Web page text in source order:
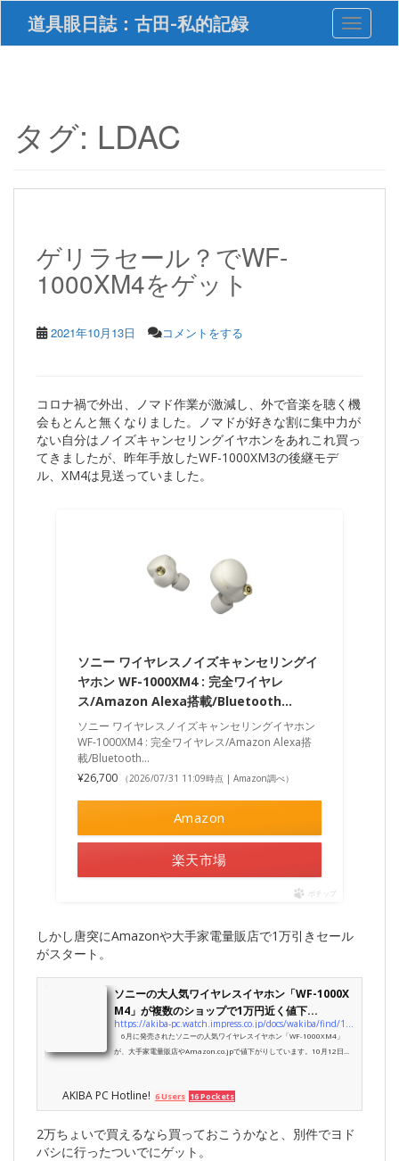
i
道具眼日誌：古田-私的記録 Toggle
タグ: LDAC
ゲリラセール？でWF-
1000XM4をゲット
2021年10月13日 コメントをする
コロナ禍で外出、ノマド作業が激減し、外で音楽を聴く機
会もとんと無くなりました。ノマドが好きな割に集中力が
ない自分はノイズキャンセリングイヤホンをあれこれ買っ
てきましたが、昨年手放したWF-1000XM3の後継モデ
ル、XM4は見送っていました。
ソニー ワイヤレスノイズキャンセリングイ
ヤホン WF-1000XM4 : 完全ワイヤレ
ス/Amazon Alexa搭載/Bluetooth…
ソニー ワイヤレスノイズキャンセリングイヤホン
WF-1000XM4 : 完全ワイヤレス/Amazon Alexa搭
載/Bluetooth…
¥26,700
（2026/07/31 11:09時点 | Amazon調べ）
Amazon
楽天市場
ポチップ
しかし唐突にAmazonや大手家電量販店で1万引きセール
がスタート。
ソニーの大人気ワイヤレスイヤホン「WF-1000X
M4」が複数のショップで1万円近く値下...
https://akiba-pc.watch.impress.co.jp/docs/wakiba/find/1357994.html
6月に発売されたソニーの人気ワイヤレスイヤホン「WF-1000XM4」
が、大手家電量販店やAmazon.co.jpで値下がりしています。10月12日
AKIBA PC Hotline! 6 Users 16 Pockets
2万ちょいで買えるなら買っておこうかなと、別件でヨド
バシに行ったついでにゲット。